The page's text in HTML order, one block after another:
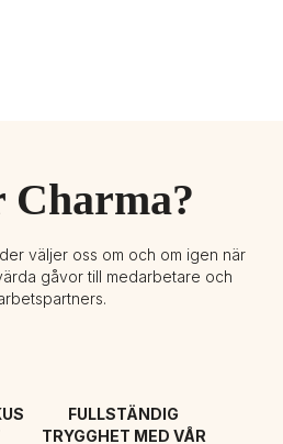
Charma?
väljer oss om och om igen när
gåvor till medarbetare och
FULLSTÄNDIG
TRYGGHET MED VÅR